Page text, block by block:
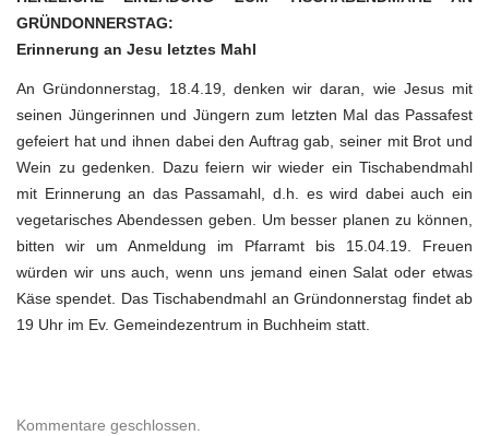
GRÜNDONNERSTAG:
Erinnerung an Jesu letztes Mahl
An Gründonnerstag, 18.4.19, denken wir daran, wie Jesus mit
seinen Jüngerinnen und Jüngern zum letzten Mal das Passafest
gefeiert hat und ihnen dabei den Auftrag gab, seiner mit Brot und
Wein zu gedenken. Dazu feiern wir wieder ein Tischabendmahl
mit Erinnerung an das Passamahl, d.h. es wird dabei auch ein
vegetarisches Abendessen geben. Um besser planen zu können,
bitten wir um Anmeldung im Pfarramt bis 15.04.19. Freuen
würden wir uns auch, wenn uns jemand einen Salat oder etwas
Käse spendet. Das Tischabendmahl an Gründonnerstag findet ab
19 Uhr im Ev. Gemeindezentrum in Buchheim statt.
Kommentare geschlossen.